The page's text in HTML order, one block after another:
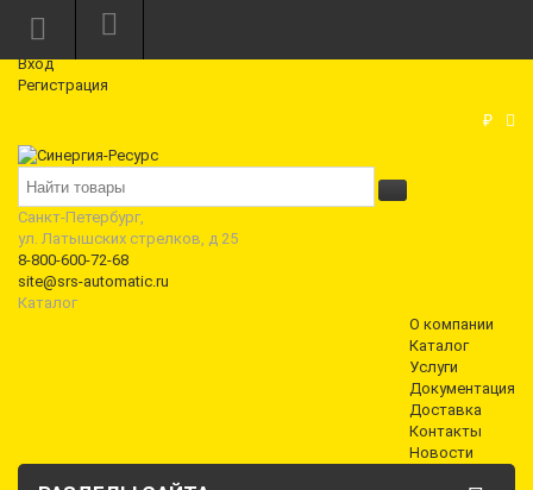
Режим работы: Пн—Пт: 10:00—18:00
Вход
Регистрация
₽
Санкт-Петербург,
ул. Латышских стрелков, д 25
8-800-600-72-68
site@srs-automatic.ru
Каталог
О компании
Каталог
Услуги
Документация
Доставка
Контакты
Новости